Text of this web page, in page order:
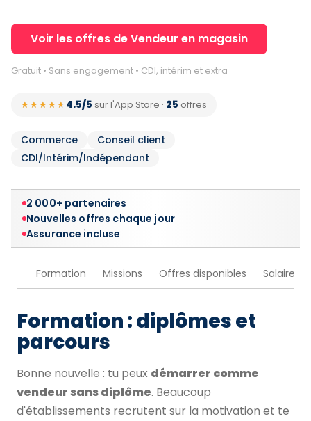
Voir les offres de Vendeur en magasin
Gratuit • Sans engagement • CDI, intérim et extra
★★★★★
★★★★★ 4.5/5 sur l'App Store · 25 offres
Commerce
Conseil client
CDI/Intérim/Indépendant
2 000+ partenaires
Nouvelles offres chaque jour
Assurance incluse
Formation Missions Offres disponibles Salaire
Formation : diplômes et
parcours
Bonne nouvelle : tu peux démarrer comme
vendeur sans diplôme. Beaucoup
d'établissements recrutent sur la motivation et te